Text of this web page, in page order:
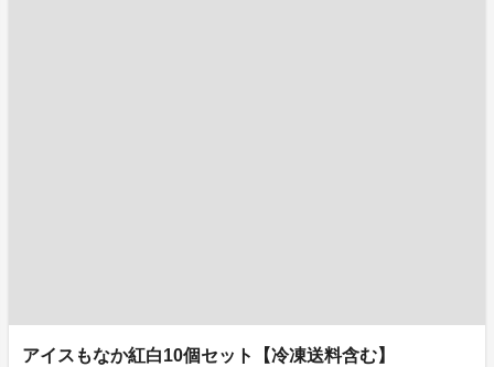
アイスもなか紅白10個セット【冷凍送料含む】